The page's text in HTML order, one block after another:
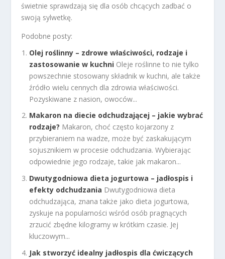
świetnie sprawdzają się dla osób chcących zadbać o
swoją sylwetkę.
Podobne posty:
Olej roślinny – zdrowe właściwości, rodzaje i
zastosowanie w kuchni Oleje roślinne to nie tylko
powszechnie stosowany składnik w kuchni, ale także
źródło wielu cennych dla zdrowia właściwości.
Pozyskiwane z nasion, owoców...
Makaron na diecie odchudzającej – jakie wybrać
rodzaje? Makaron, choć często kojarzony z
przybieraniem na wadze, może być zaskakującym
sojusznikiem w procesie odchudzania. Wybierając
odpowiednie jego rodzaje, takie jak makaron...
Dwutygodniowa dieta jogurtowa – jadłospis i
efekty odchudzania Dwutygodniowa dieta
odchudzająca, znana także jako dieta jogurtowa,
zyskuje na popularności wśród osób pragnących
zrzucić zbędne kilogramy w krótkim czasie. Jej
kluczowym...
Jak stworzyć idealny jadłospis dla ćwiczących